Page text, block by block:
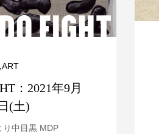
,ART
：2021年9月
(土)
り中目黒 MDP